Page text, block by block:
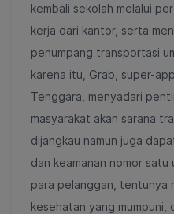
kembali sekolah melalui
kerja dari kantor, serta
penumpang transportasi
karena itu, Grab, super-
Tenggara, menyadari
masyarakat akan sarana
dijangkau namun juga
dan keamanan nomor
para pelanggan, tentunya
kesehatan yang mumpuni,